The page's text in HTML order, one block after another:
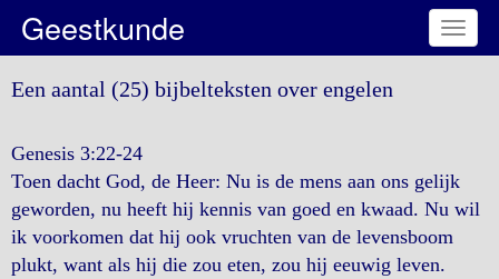
Toggle
Geestkunde
Een aantal (25) bijbelteksten over engelen
Genesis 3:22-24
Toen dacht God, de Heer: Nu is de mens aan ons gelijk
geworden, nu heeft hij kennis van goed en kwaad. Nu wil
ik voorkomen dat hij ook vruchten van de levensboom
plukt, want als hij die zou eten, zou hij eeuwig leven.